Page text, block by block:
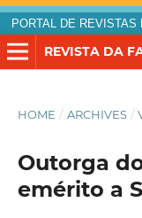
PORTAL DE REVISTAS
HOME / ARCHIVES /
Outorga
emérito a